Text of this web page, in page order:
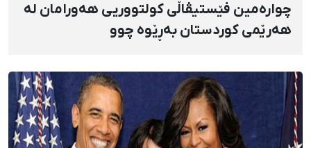
چوارەمین فێستیڤاڵی كولتووریی هەورامان لە
هەرێمی كوردستان بەڕێوە چوو